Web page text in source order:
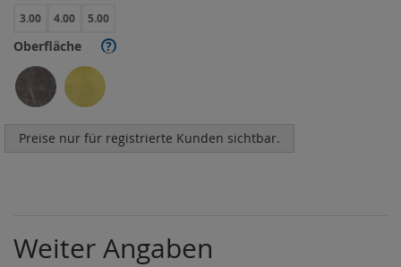
3.00 4.00 5.00
Oberfläche ?
Preise nur für registrierte Kunden sichtbar.
Weiter Angaben